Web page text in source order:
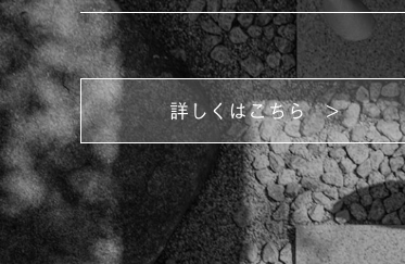
詳しくはこちら >